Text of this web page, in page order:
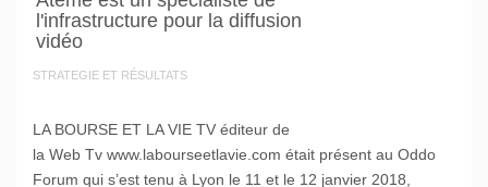
l'infrastructure pour la diffusion
vidéo
STRATEGIE ET RÉSULTATS
LA BOURSE ET LA VIE TV éditeur de
la Web Tv www.labourseetlavie.com était présent au Oddo
Forum qui s’est tenu à Lyon le 11 et le 12 janvier 2018,